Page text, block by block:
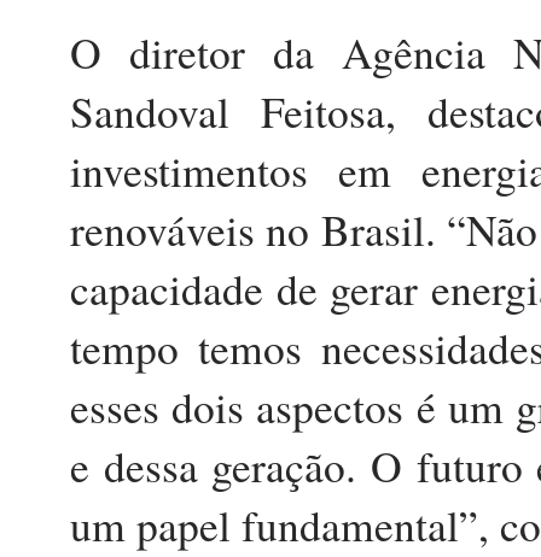
O diretor da Agência
Sandoval Feitosa,
investimentos em
renováveis no Brasil.
capacidade de gerar
tempo temos
esses dois aspectos é um
e dessa geração. O
um papel